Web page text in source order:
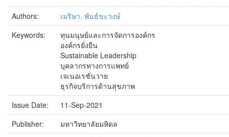
Authors:
เมริษา, พันธ์ขะวงษ์
Keywords:
ทุนมนุษย์และการจัดการองค์กร
องค์กรยั่งยืน
Sustainable Leadership
บุคลากรทางการแพทย์
เจเนอเรชั่นวาย
ธุรกิจบริการด้านสุขภาพ
Issue Date:
11-Sep-2021
Publisher:
มหาวิทยาลัยมหิดล